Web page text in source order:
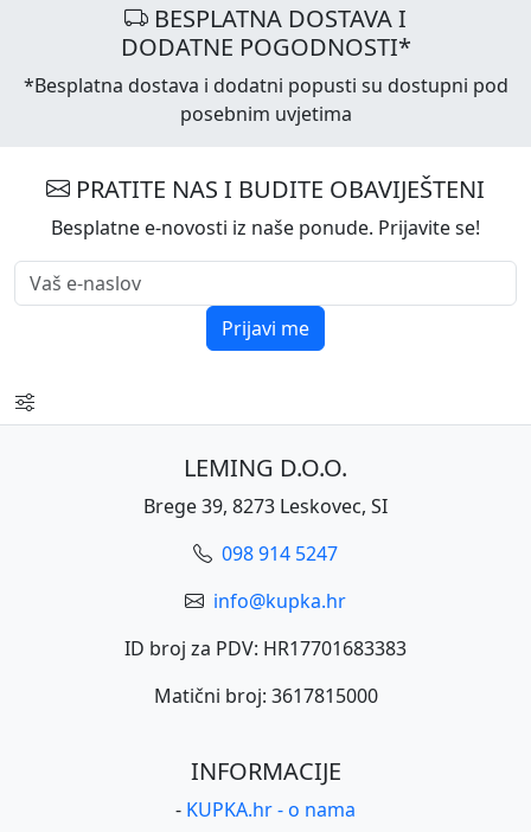
BESPLATNA DOSTAVA I
DODATNE POGODNOSTI*
*Besplatna dostava i dodatni popusti su dostupni pod
posebnim uvjetima
PRATITE NAS I BUDITE OBAVIJEŠTENI
Besplatne e-novosti iz naše ponude. Prijavite se!
Prijavi me
LEMING D.O.O.
Brege 39, 8273 Leskovec, SI
098 914 5247
info@kupka.hr
ID broj za PDV: HR17701683383
Matični broj: 3617815000
INFORMACIJE
- KUPKA.hr - o nama